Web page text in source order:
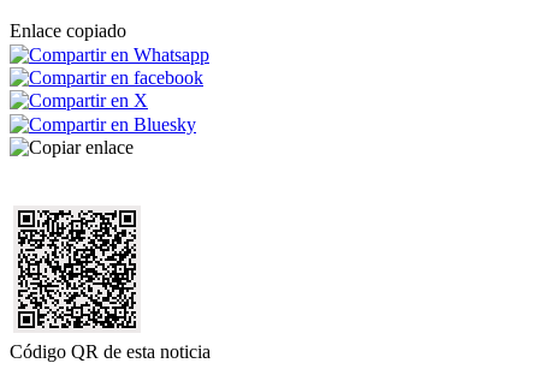
Enlace copiado
Código QR de esta noticia